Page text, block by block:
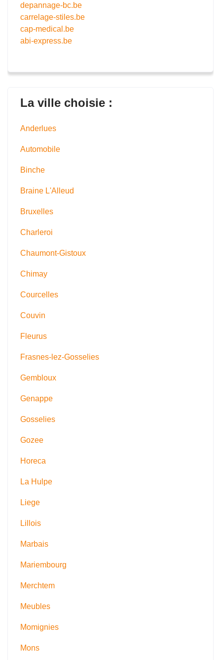
depannage-bc.be
carrelage-stiles.be
cap-medical.be
abi-express.be
La ville choisie :
Anderlues
Automobile
Binche
Braine L'Alleud
Bruxelles
Charleroi
Chaumont-Gistoux
Chimay
Courcelles
Couvin
Fleurus
Frasnes-lez-Gosselies
Gembloux
Genappe
Gosselies
Gozee
Horeca
La Hulpe
Liege
Lillois
Marbais
Mariembourg
Merchtem
Meubles
Momignies
Mons